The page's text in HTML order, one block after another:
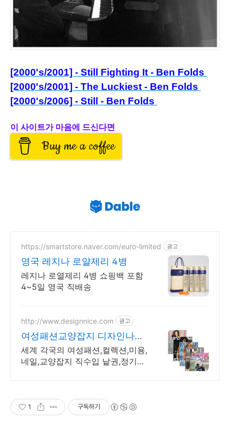
[2000's/2001] - Still Fighting It - Ben Folds
[2000's/2001] - The Luckiest - Ben Folds
[2000's/2006] - Still - Ben Folds
이 사이트가 마음에 드신다면
Buy me a coffee
https://smartstore.naver.com/euro-limited 광고
영국 레지나 로얄제리 4병
레지나 로열제리 4병 쇼핑백 포함
4~5일 영국 직배송
http://www.designnice.com 광고
여성패션교양잡지 디자인나이
스
세계 각국의 여성패션,컬렉션,미용,
네일,교양잡지 직수입 낱권,정기구
1 구독하기